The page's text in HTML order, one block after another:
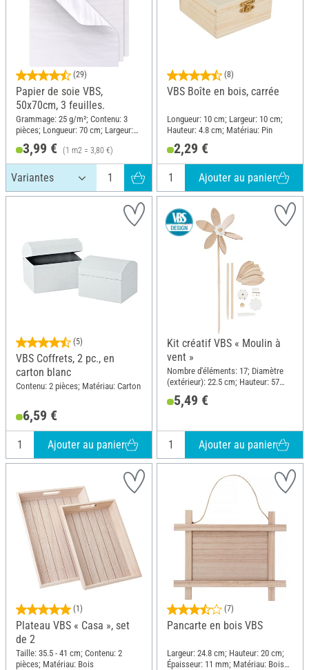
(29)
Papier de soie VBS,
50x70cm, 3 feuilles.
Grammage: 25 g/m²; Contenu: 3
pièces; Longueur: 70 cm; Largeur:
50 cm; Matériau: Fibres de mûrier
3,99 € (1 m2 = 3,80 €)
(8)
VBS Boîte en bois, carrée
Longueur: 10 cm; Largeur: 10 cm;
Hauteur: 4.8 cm; Matériau: Pin
2,29 €
Ajouter au panier
(5)
VBS Coffrets, 2 pc., en
carton blanc
Contenu: 2 pièces; Matériau: Carton
6,59 €
Ajouter au panier
Kit créatif VBS « Moulin à
vent »
Nombre d'éléments: 17; Diamètre
(extérieur): 22.5 cm; Hauteur: 57
Métal
5,49 €
Ajouter au panier
(1)
Plateau VBS « Casa », set
de 2
Taille: 35.5 - 41 cm; Contenu: 2
pièces; Matériau: Bois
(7)
Pancarte en bois VBS
Largeur: 24.8 cm; Hauteur: 20 cm;
Épaisseur: 11 mm; Matériau: Bois